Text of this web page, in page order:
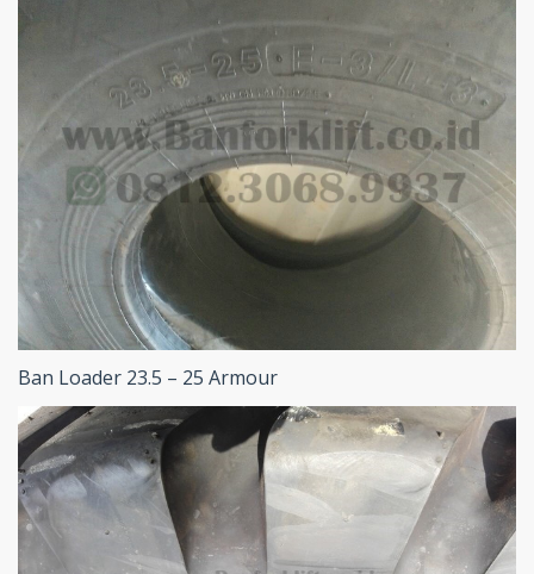
Ban Loader 23.5 – 25 Armour